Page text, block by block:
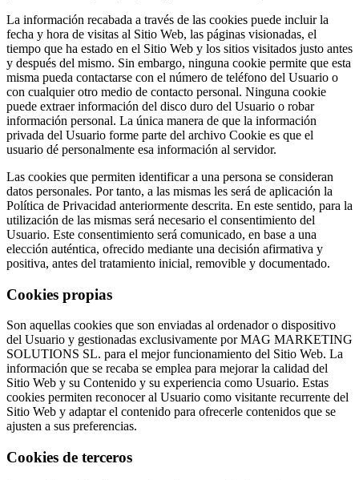
La información recabada a través de las cookies puede incluir la
fecha y hora de visitas al Sitio Web, las páginas visionadas, el
tiempo que ha estado en el Sitio Web y los sitios visitados justo antes
y después del mismo. Sin embargo, ninguna cookie permite que esta
misma pueda contactarse con el número de teléfono del Usuario o
con cualquier otro medio de contacto personal. Ninguna cookie
puede extraer información del disco duro del Usuario o robar
información personal. La única manera de que la información
privada del Usuario forme parte del archivo Cookie es que el
usuario dé personalmente esa información al servidor.
Las cookies que permiten identificar a una persona se consideran
datos personales. Por tanto, a las mismas les será de aplicación la
Política de Privacidad anteriormente descrita. En este sentido, para la
utilización de las mismas será necesario el consentimiento del
Usuario. Este consentimiento será comunicado, en base a una
elección auténtica, ofrecido mediante una decisión afirmativa y
positiva, antes del tratamiento inicial, removible y documentado.
Cookies propias
Son aquellas cookies que son enviadas al ordenador o dispositivo
del Usuario y gestionadas exclusivamente por MAG MARKETING
SOLUTIONS SL. para el mejor funcionamiento del Sitio Web. La
información que se recaba se emplea para mejorar la calidad del
Sitio Web y su Contenido y su experiencia como Usuario. Estas
cookies permiten reconocer al Usuario como visitante recurrente del
Sitio Web y adaptar el contenido para ofrecerle contenidos que se
ajusten a sus preferencias.
Cookies de terceros